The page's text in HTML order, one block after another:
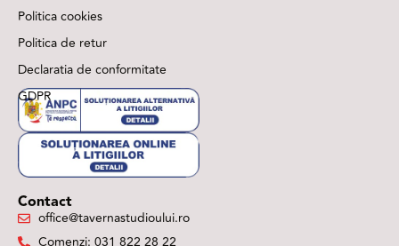
Politica cookies
Politica de retur
Declaratia de conformitate
GDPR
Contact
office@tavernastudioului.ro
Comenzi: 031 822 28 22